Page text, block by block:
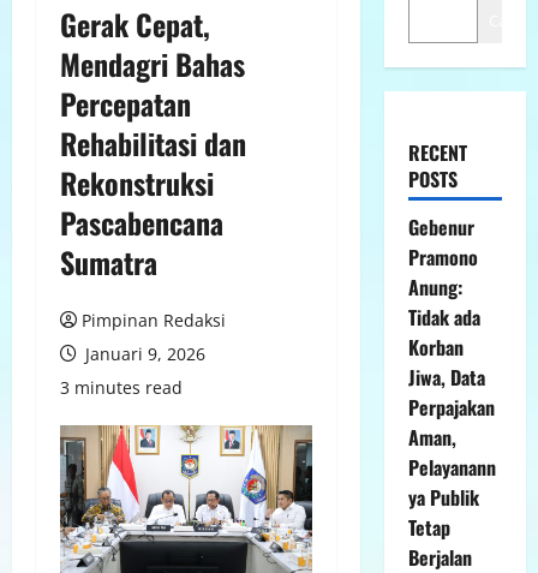
Gerak Cepat,
Mendagri Bahas
Percepatan
Rehabilitasi dan
Rekonstruksi
Pascabencana
Sumatra
Pimpinan Redaksi
Januari 9, 2026
3 minutes read
RECENT
POSTS
Gebenur
Pramono
Anung:
Tidak ada
Korban
Jiwa, Data
Perpajakan
Aman,
Pelayanann
ya Publik
Tetap
Berjalan